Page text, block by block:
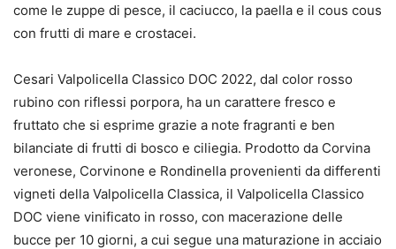
come le zuppe di pesce, il caciucco, la paella e il cous cous
con frutti di mare e crostacei.
Cesari Valpolicella Classico DOC 2022, dal color rosso
rubino con riflessi porpora, ha un carattere fresco e
fruttato che si esprime grazie a note fragranti e ben
bilanciate di frutti di bosco e ciliegia. Prodotto da Corvina
veronese, Corvinone e Rondinella provenienti da differenti
vigneti della Valpolicella Classica, il Valpolicella Classico
DOC viene vinificato in rosso, con macerazione delle
bucce per 10 giorni, a cui segue una maturazione in acciaio